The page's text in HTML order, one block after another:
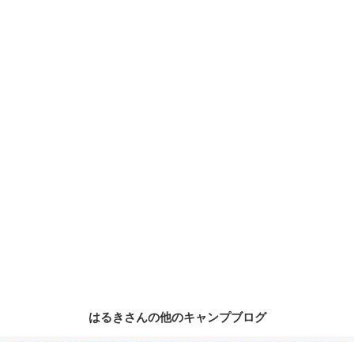
はるきさんの他のキャンプブログ